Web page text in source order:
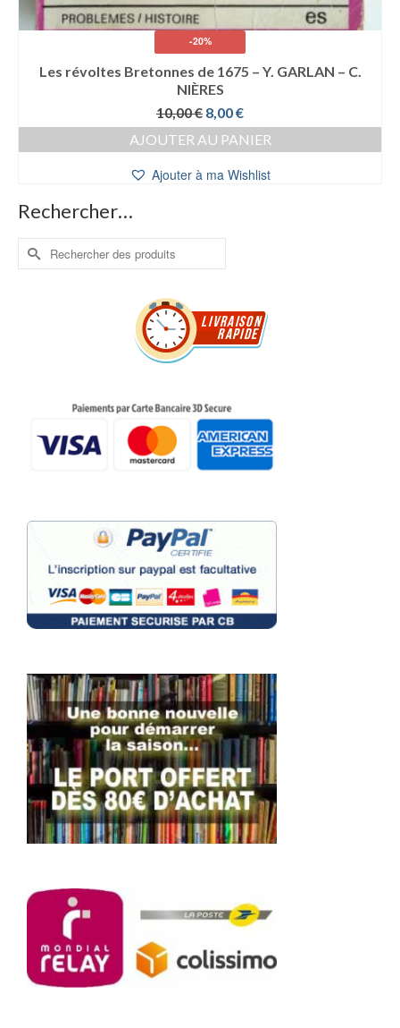
-20%
Les révoltes Bretonnes de 1675 – Y. GARLAN – C.
NIÈRES
10,00€ Le
prix
initial
10,00 €.
8,00€Le
prix
actuel
8,00 €.
AJOUTER AU PANIER
Ajouter à ma Wishlist
Rechercher…
Rechercher :